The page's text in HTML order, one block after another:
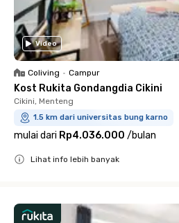
Video
Coliving • Campur
Kost Rukita Gondangdia Cikini
Cikini, Menteng
1.5 km dari universitas bung karno
mulai dari Rp4.036.000 /bulan
Lihat info lebih banyak